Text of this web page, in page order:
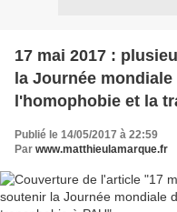
17 mai 2017 :
la Journée
l'homophobie et la
Publié le 14/05/2017 à 22:59
Par www.matthieulamarque.fr